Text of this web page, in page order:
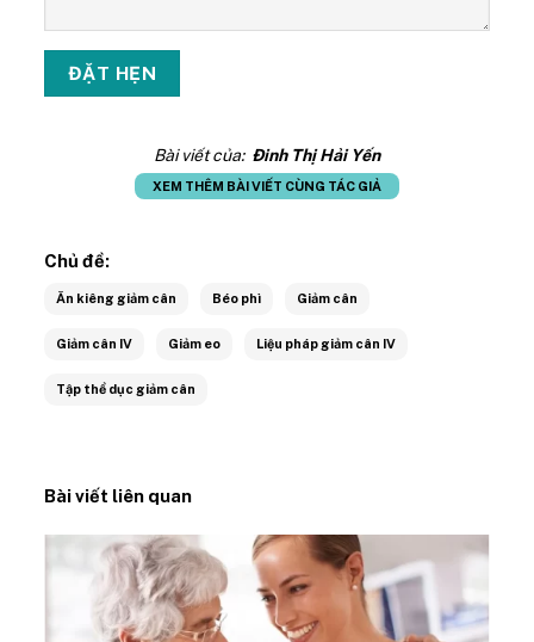
Bài viết của: Đinh Thị Hải Yến
XEM THÊM BÀI VIẾT CÙNG TÁC GIẢ
Chủ đề:
Ăn kiêng giảm cân Béo phì Giảm cân
Giảm cân IV Giảm eo Liệu pháp giảm cân IV
Tập thể dục giảm cân
Bài viết liên quan